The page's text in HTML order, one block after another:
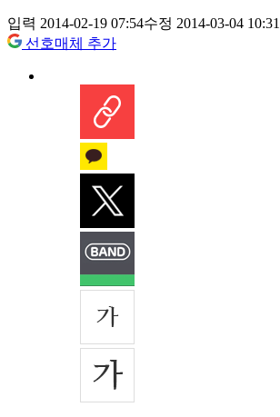
입력 2014-02-19 07:54수정 2014-03-04 10:31
선호매체 추가